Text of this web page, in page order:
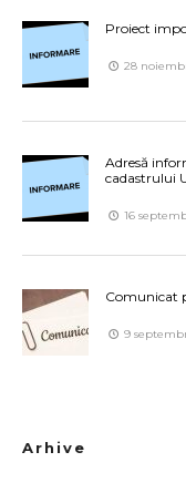
Proiect
28
Adresă
cadastrului
16
Comunicat
9
Arhive